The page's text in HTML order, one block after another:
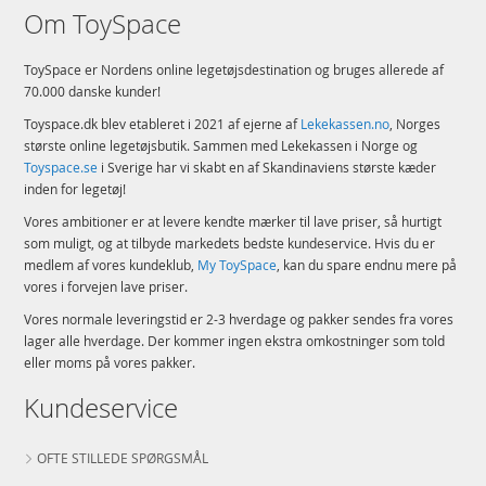
Om ToySpace
ToySpace er Nordens online legetøjsdestination og bruges allerede af
70.000 danske kunder!
Toyspace.dk blev etableret i 2021 af ejerne afLekekassen.no , Norges
største online legetøjsbutik. Sammen med Lekekassen i Norge og
Toyspace.se i Sverige har vi skabt en af Skandinaviens største kæder
inden for legetøj!
Vores ambitioner er at levere kendte mærker til lave priser, så hurtigt
som muligt, og at tilbyde markedets bedste kundeservice. Hvis du er
medlem af vores kundeklub, My ToySpace , kan du spare endnu mere på
vores i forvejen lave priser.
Vores normale leveringstid er 2-3 hverdage og pakker sendes fra vores
lager alle hverdage. Der kommer ingen ekstra omkostninger som told
eller moms på vores pakker.
Kundeservice
OFTE STILLEDE SPØRGSMÅL